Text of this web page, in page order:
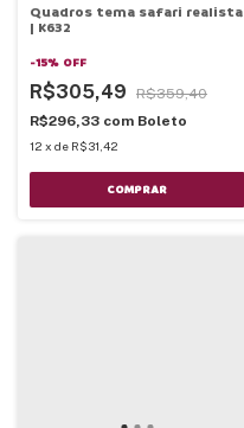
Quadros tema safari realista
| K632
-15% OFF
R$305,49
R$359,40
R$296,33 com Boleto
12 x de R$31,42
COMPRAR